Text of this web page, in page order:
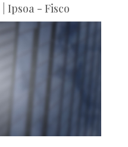
Ipsoa - Fisco